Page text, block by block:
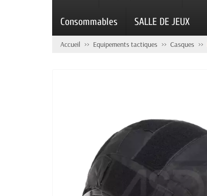
Consommables SALLE DE JEUX
Accueil Equipements tactiques Casques